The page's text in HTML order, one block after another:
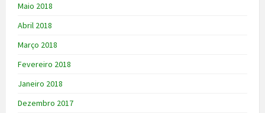
Maio 2018
Abril 2018
Março 2018
Fevereiro 2018
Janeiro 2018
Dezembro 2017